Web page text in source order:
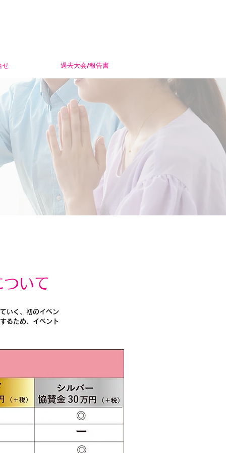
せ 過去大会/報告書
いて
いく、初のイベン
るため、イベント